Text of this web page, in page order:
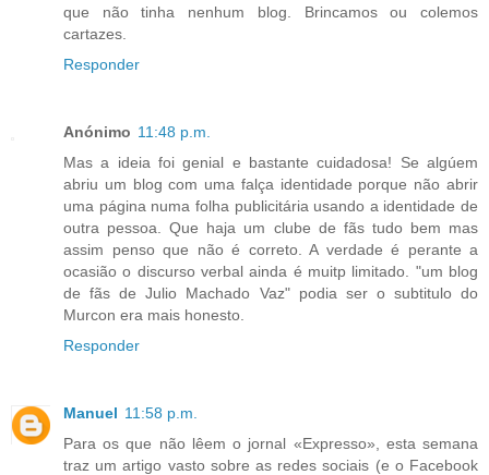
que não tinha nenhum blog. Brincamos ou colemos
cartazes.
Responder
Anónimo 11:48 p.m.
Mas a ideia foi genial e bastante cuidadosa! Se algúem
abriu um blog com uma falça identidade porque não abrir
uma página numa folha publicitária usando a identidade de
outra pessoa. Que haja um clube de fãs tudo bem mas
assim penso que não é correto. A verdade é perante a
ocasião o discurso verbal ainda é muitp limitado. "um blog
de fãs de Julio Machado Vaz" podia ser o subtitulo do
Murcon era mais honesto.
Responder
Manuel 11:58 p.m.
Para os que não lêem o jornal «Expresso», esta semana
traz um artigo vasto sobre as redes sociais (e o Facebook